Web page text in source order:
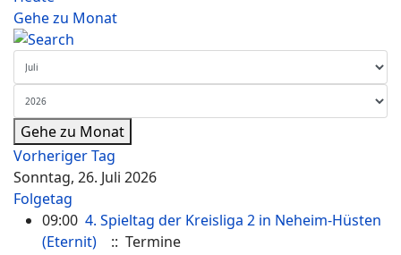
Gehe zu Monat
Gehe zu Monat
Vorheriger Tag
Sonntag, 26. Juli 2026
Folgetag
09:00 4. Spieltag der Kreisliga 2 in Neheim-Hüsten
(Eternit)
:: Termine